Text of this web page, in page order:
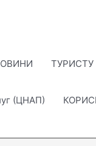
ТУРИСТУ
(ЦНАП)